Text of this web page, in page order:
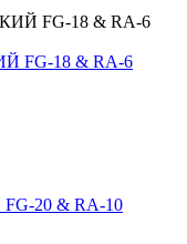
FG-18 & RA-6
20 & RA-10